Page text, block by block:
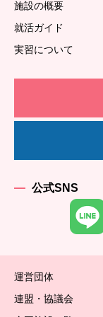
施設の概要
就活ガイド
実習について
公式SNS
運営団体
連盟・協議会